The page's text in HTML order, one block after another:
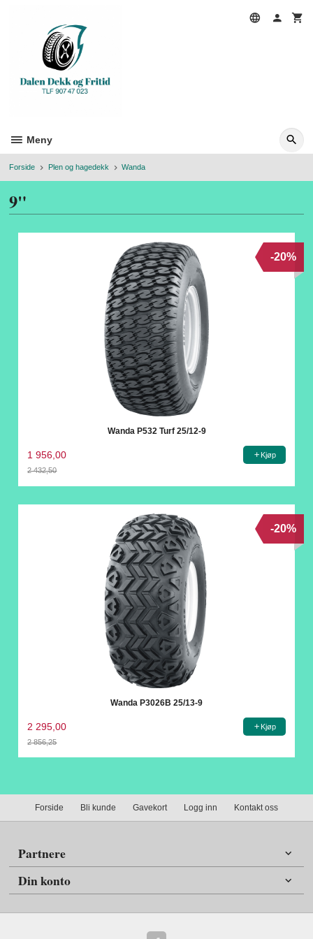
Meny
Forside Plen og hagedekk Wanda
9"
Wanda P532 Turf 25/12-9
1 956,00
2 432,50
-20%
Kjøp
Wanda P3026B 25/13-9
2 295,00
2 856,25
-20%
Kjøp
Forside Bli kunde Gavekort Logg inn Kontakt oss
Partnere
Din konto